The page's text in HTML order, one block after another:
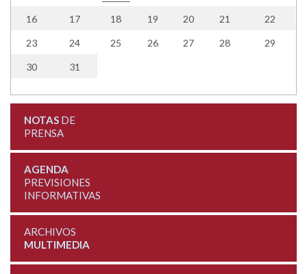
16 17 18 19 20 21 22
23 24 25 26 27 28 29
30 31
NOTASDE
PRENSA
AGENDA
PREVISIONES
INFORMATIVAS
ARCHIVOS
MULTIMEDIA